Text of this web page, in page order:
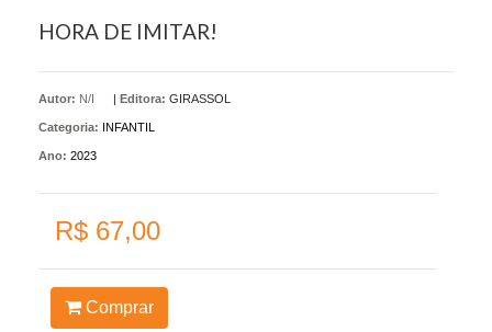
HORA DE IMITAR!
Autor: N/I |Editora: GIRASSOL
Categoria: INFANTIL
Ano: 2023
R$ 67,00
Comprar